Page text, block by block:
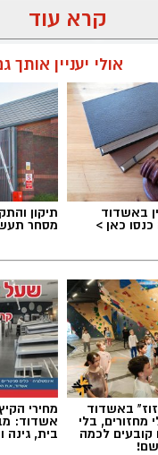
באשדוד
קרא עוד
אולי יעניין אותך
באשדוד
כאן >
תיקון
מסחר
באשדוד
מחזורים, בלי
לכמה
מחירי
אשדוד:
בית, גינה